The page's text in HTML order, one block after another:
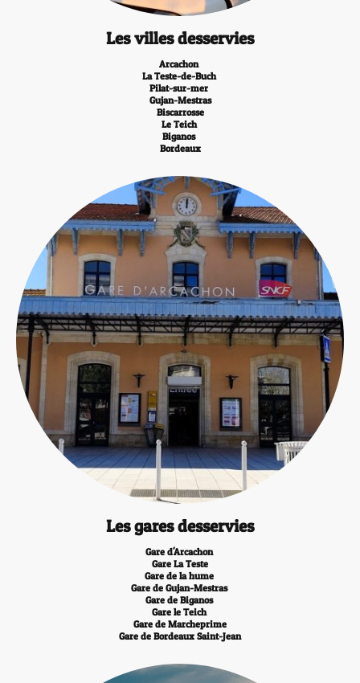
Les gares desservies
Gare d'Arcachon
Gare La Teste
Gare de la hume
Gare de Gujan-Mestras
Gare de Biganos
Gare le Teich
Gare de Marcheprime
Gare de Bordeaux Saint-Jean
Les villes desservies
Arcachon
La Teste-de-Buch
Pilat-sur-mer
Gujan-Mestras
Biscarrosse
Le Teich
Biganos
Bordeaux